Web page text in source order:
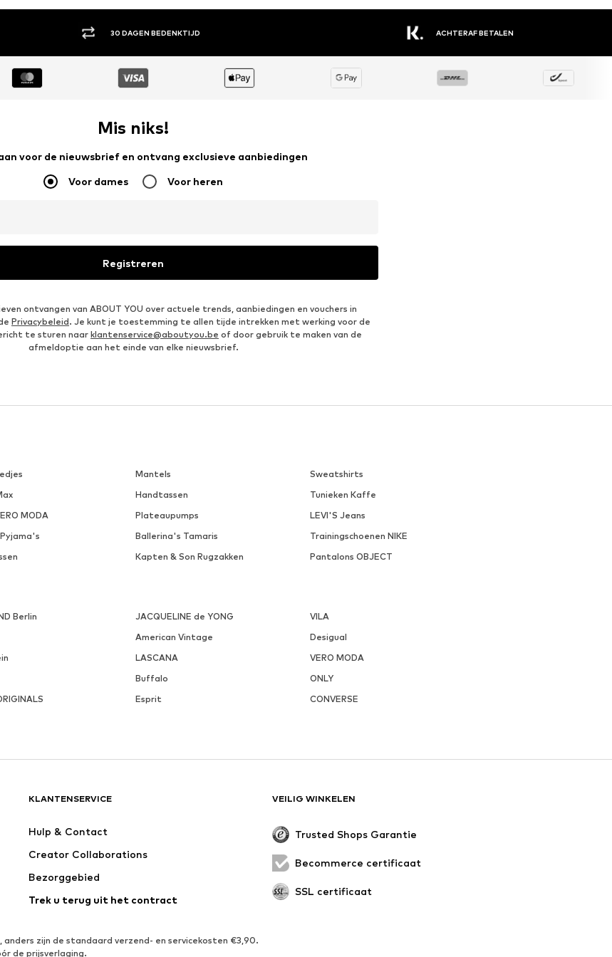
30 DAGEN BEDENKTIJD ACHTERAF BETALEN
Mis niks!
voor de nieuwsbrief en ontvang exclusieve aanbiedingen
Voor dames Voor heren
Registreren
ontvangen van ABOUT YOU over actuele trends, aanbiedingen en vouchers in
Privacybeleid. Je kunt je toestemming te allen tijde intrekken met werking voor de
te sturen naar klantenservice@aboutyou.be of door gebruik te maken van de
afmeldoptie aan het einde van elke nieuwsbrief.
Mantels
Sweatshirts
Handtassen
Tunieken Kaffe
MODA Plateaupumps
LEVI'S Jeans
Pyjama's Ballerina's Tamaris
Trainingschoenen NIKE
Kapten & Son Rugzakken Pantalons OBJECT
Berlin JACQUELINE de YONG
VILA
American Vintage
Desigual
LASCANA
VERO MODA
Buffalo
ONLY
Esprit CONVERSE
KLANTENSERVICE
Hulp & Contact
Creator Collaborations
Bezorggebied
Trek u terug uit het contract
VEILIG WINKELEN
Trusted Shops Garantie
Becommerce certificaat
SSL certificaat
zijn de standaard verzend- en servicekosten €3,90.
de prijsverlaging.